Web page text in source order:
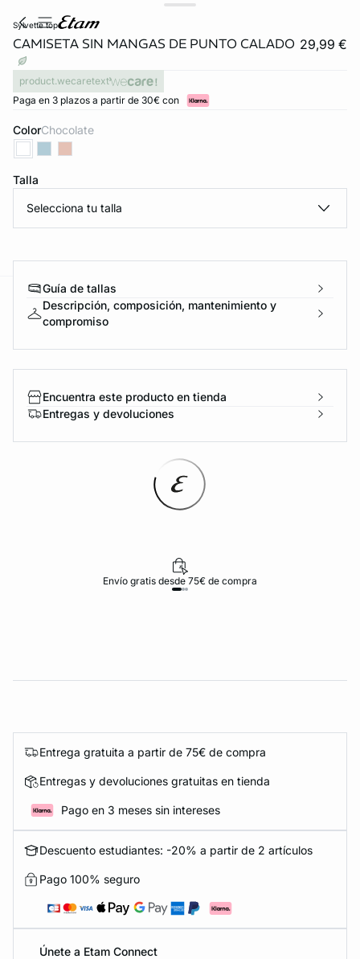
sylvette top
CAMISETA SIN MANGAS DE PUNTO CALADO 29,99 €
product.wecaretext
Paga en 3 plazos a partir de 30€ con
Color chocolate
Talla
Selecciona tu talla
Guía de tallas
Descripción, composición, mantenimiento y
compromiso
Encuentra este producto en tienda
Entregas y devoluciones
Envío gratis desde 75€ de compra
Entrega gratuita a partir de 75€ de compra
Entregas y devoluciones gratuitas en tienda
Pago en 3 meses sin intereses
Descuento estudiantes: -20% a partir de 2 artículos
Pago 100% seguro
Únete a Etam Connect